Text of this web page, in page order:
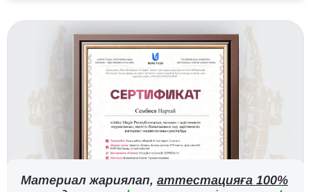
Материал жариялап, аттестацияға 100%